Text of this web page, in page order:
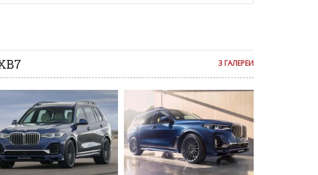
все комментарии публикуются только после модерации, поэтому
на сайте с некоторым опозданием.
3 ГАЛЕРЕИ